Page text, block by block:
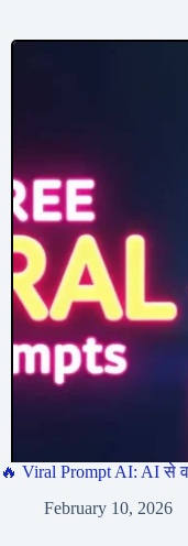
🔥 Viral Prompt AI: AI से
February 10, 2026